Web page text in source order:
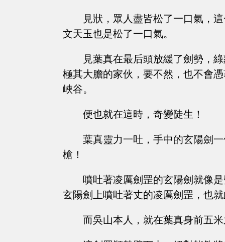
見狀，眾人盡皆松了一口氣，
文天玉也是松了一口氣。
見葉真在最后頭放緩了劍勢，
極其大膽的家伙，要不然，也不會
峽谷。
便也就在這時，奇變陡生！
葉真靈力一吐，手中的玄陽劍
槍！
噴吐著凌厲劍罡的玄陽劍就像
玄陽劍上噴吐著丈的凌厲劍罡，也
而吳山本人，就在葉真身前五